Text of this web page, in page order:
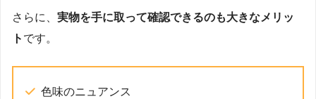
さらに、 実物を手に取って確認できるのも大きなメリッ
ト です。
色味のニュアンス